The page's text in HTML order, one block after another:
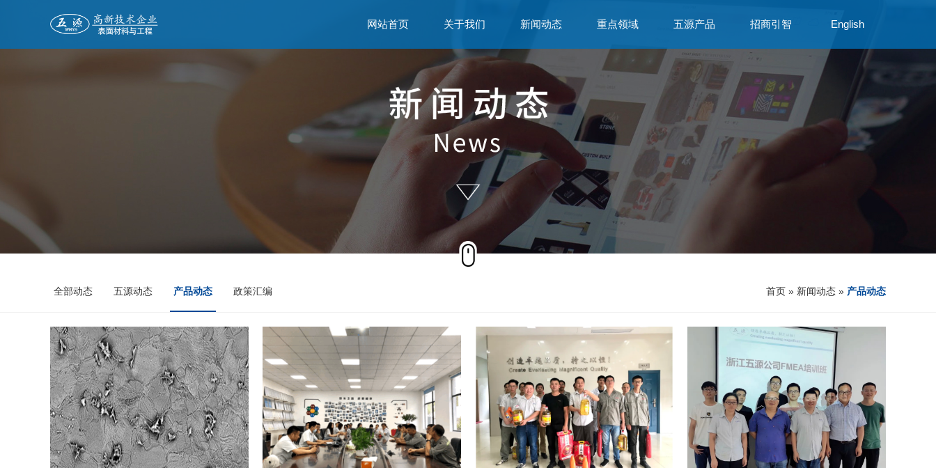
网站首页 关于我们 新闻动态 重点领域 五源产品 招商引智 English
全部动态 五源动态 产品动态 政策汇编 首页 » 新闻动态 » 产品动态